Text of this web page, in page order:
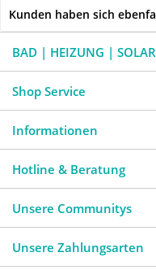
Kunden haben sich
BAD | HEIZUNG |
Shop Service
Informationen
Hotline & Beratung
Unsere Communitys
Unsere Zahlungsarten